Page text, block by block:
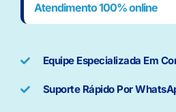
Atendimento 100% online
Equipe Especializada Em
Suporte Rápido Por